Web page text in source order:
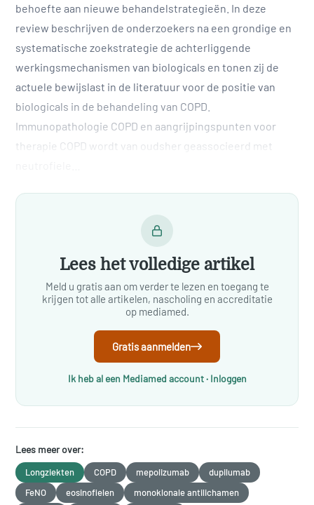
behoefte aan nieuwe behandelstrategieën. In deze
review beschrijven de onderzoekers na een grondige en
systematische zoekstrategie de achterliggende
werkingsmechanismen van biologicals en tonen zij de
actuele bewijslast in de literatuur voor de positie van
biologicals in de behandeling van COPD.
Immunopathologie COPD en aangrijpingspunten voor
therapie COPD wordt van oudsher geassocieerd met
Lees het volledige artikel
Meld u gratis aan om verder te lezen en toegang te
krijgen tot alle artikelen, nascholing en accreditatie
op mediamed.
Gratis aanmelden
Ik heb al een Mediamed account · Inloggen
Lees meer over:
Longziekten COPD mepolizumab
dupilumab
FeNO
eosinofielen
monoklonale antilichamen